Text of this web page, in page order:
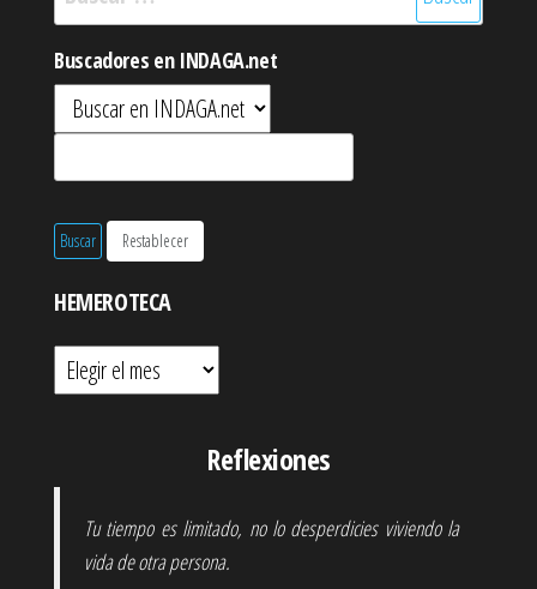
Buscadores en INDAGA.net
HEMEROTECA
Hemeroteca
Reflexiones
Tu tiempo es limitado, no lo desperdicies viviendo la
vida de otra persona.